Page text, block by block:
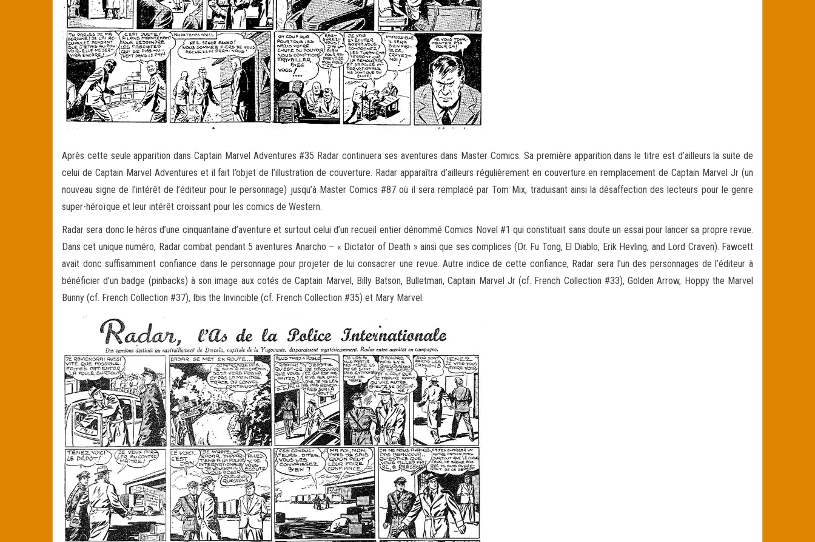
Après cette seule apparition dans Captain Marvel Adventures #35 Radar continuera ses aventures dans Master Comics. Sa première apparition dans le titre est d’ailleurs la suite de
celui de Captain Marvel Adventures et il fait l’objet de l’illustration de couverture. Radar apparaîtra d’ailleurs régulièrement en couverture en remplacement de Captain Marvel Jr (un
nouveau signe de l’intérêt de l’éditeur pour le personnage) jusqu’à Master Comics #87 où il sera remplacé par Tom Mix, traduisant ainsi la désaffection des lecteurs pour le genre
super-héroïque et leur intérêt croissant pour les comics de Western.
Radar sera donc le héros d’une cinquantaine d’aventure et surtout celui d’un recueil entier dénommé Comics Novel #1 qui constituait sans doute un essai pour lancer sa propre revue.
Dans cet unique numéro, Radar combat pendant 5 aventures Anarcho – « Dictator of Death » ainsi que ses complices (Dr. Fu Tong, El Diablo, Erik Hevling, and Lord Craven). Fawcett
avait donc suffisamment confiance dans le personnage pour projeter de lui consacrer une revue. Autre indice de cette confiance, Radar sera l’un des personnages de l’éditeur à
bénéficier d’un badge (pinbacks) à son image aux cotés de Captain Marvel, Billy Batson, Bulletman, Captain Marvel Jr (cf. French Collection #33), Golden Arrow, Hoppy the Marvel
Bunny (cf. French Collection #37), Ibis the Invincible (cf. French Collection #35) et Mary Marvel.